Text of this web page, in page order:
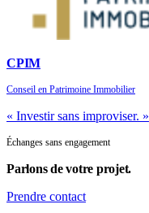
CPIM
Conseil en Patrimoine Immobilier
« Investir sans improviser. »
Échanges sans engagement
Parlons de votre projet.
Prendre contact